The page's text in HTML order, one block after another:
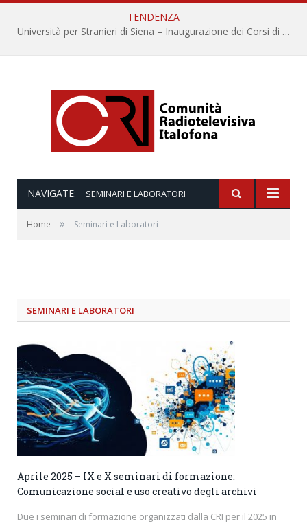
TENDENZA
Università per Stranieri di Siena – Inaugurazione dei Corsi di Lingua e Cultura Italiana, 109a annata
NAVIGATE: SEMINARI E LABORATORI
Home » Seminari e Laboratori
SEMINARI E LABORATORI
Aprile 2025 – IX e X seminari di formazione:
Comunicazione social e uso creativo degli archivi
Due i seminari di formazione organizzati dalla CRI per il 2025 in